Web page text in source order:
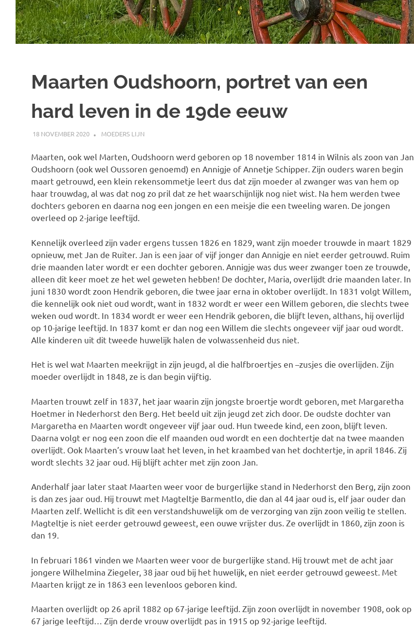
Maarten Oudshoorn, portret van een
hard leven in de 19de eeuw
18 NOVEMBER 2020 MARJOLEIN
MOEDERS LIJN
Maarten, ook wel Marten, Oudshoorn werd geboren op 18 november 1814 in Wilnis als zoon van Jan
Oudshoorn (ook wel Oussoren genoemd) en Annigje of Annetje Schipper. Zijn ouders waren begin
maart getrouwd, een klein rekensommetje leert dus dat zijn moeder al zwanger was van hem op
haar trouwdag, al was dat nog zo pril dat ze het waarschijnlijk nog niet wist. Na hem werden twee
dochters geboren en daarna nog een jongen en een meisje die een tweeling waren. De jongen
overleed op 2-jarige leeftijd.
Kennelijk overleed zijn vader ergens tussen 1826 en 1829, want zijn moeder trouwde in maart 1829
opnieuw, met Jan de Ruiter. Jan is een jaar of vijf jonger dan Annigje en niet eerder getrouwd. Ruim
drie maanden later wordt er een dochter geboren. Annigje was dus weer zwanger toen ze trouwde,
alleen dit keer moet ze het wel geweten hebben! De dochter, Maria, overlijdt drie maanden later. In
juni 1830 wordt zoon Hendrik geboren, die twee jaar erna in oktober overlijdt. In 1831 volgt Willem,
die kennelijk ook niet oud wordt, want in 1832 wordt er weer een Willem geboren, die slechts twee
weken oud wordt. In 1834 wordt er weer een Hendrik geboren, die blijft leven, althans, hij overlijd
op 10-jarige leeftijd. In 1837 komt er dan nog een Willem die slechts ongeveer vijf jaar oud wordt.
Alle kinderen uit dit tweede huwelijk halen de volwassenheid dus niet.
Het is wel wat Maarten meekrijgt in zijn jeugd, al die halfbroertjes en –zusjes die overlijden. Zijn
moeder overlijdt in 1848, ze is dan begin vijftig.
Maarten trouwt zelf in 1837, het jaar waarin zijn jongste broertje wordt geboren, met Margaretha
Hoetmer in Nederhorst den Berg. Het beeld uit zijn jeugd zet zich door. De oudste dochter van
Margaretha en Maarten wordt ongeveer vijf jaar oud. Hun tweede kind, een zoon, blijft leven.
Daarna volgt er nog een zoon die elf maanden oud wordt en een dochtertje dat na twee maanden
overlijdt. Ook Maarten’s vrouw laat het leven, in het kraambed van het dochtertje, in april 1846. Zij
wordt slechts 32 jaar oud. Hij blijft achter met zijn zoon Jan.
Anderhalf jaar later staat Maarten weer voor de burgerlijke stand in Nederhorst den Berg, zijn zoon
is dan zes jaar oud. Hij trouwt met Magteltje Barmentlo, die dan al 44 jaar oud is, elf jaar ouder dan
Maarten zelf. Wellicht is dit een verstandshuwelijk om de verzorging van zijn zoon veilig te stellen.
Magteltje is niet eerder getrouwd geweest, een ouwe vrijster dus. Ze overlijdt in 1860, zijn zoon is
dan 19.
In februari 1861 vinden we Maarten weer voor de burgerlijke stand. Hij trouwt met de acht jaar
jongere Wilhelmina Ziegeler, 38 jaar oud bij het huwelijk, en niet eerder getrouwd geweest. Met
Maarten krijgt ze in 1863 een levenloos geboren kind.
Maarten overlijdt op 26 april 1882 op 67-jarige leeftijd. Zijn zoon overlijdt in november 1908, ook op
67 jarige leeftijd… Zijn derde vrouw overlijdt pas in 1915 op 92-jarige leeftijd.